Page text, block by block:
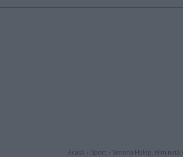
Acasă Sport Simona Halep,